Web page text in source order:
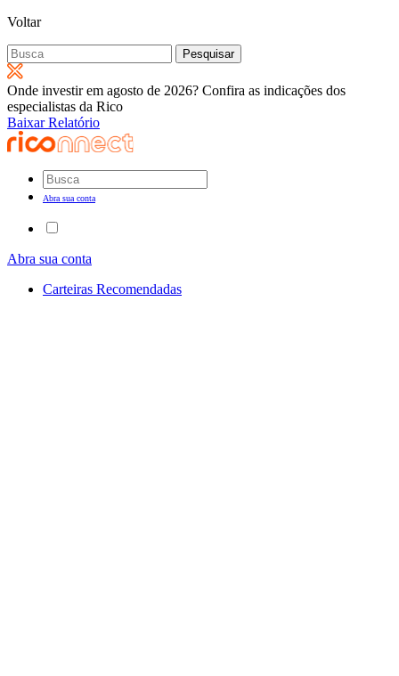
Voltar
Pesquisar
por:
Onde investir em agosto de 2026? Confira as indicações dos
especialistas da Rico
Baixar Relatório
Abra sua conta
Abra sua conta
Carteiras Recomendadas